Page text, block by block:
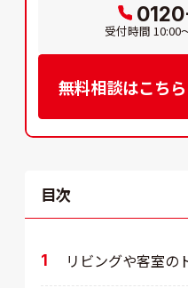
受付時間 10:00
無料相談はこちら
目次
リビングや客室の